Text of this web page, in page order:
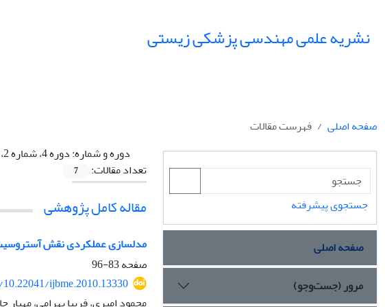
نشریه علمی مهندسی پزشکی زیستی
صفحه اصلی
فهرست مقالات
دوره و شماره:دوره 4، شماره 2، تابستان 1389، صفحه 83-175
تعداد مقالات:
7
مقاله کامل پژوهشی
مدلسازی عملکردی نقش
صفحه83-96
ijbme.2010.13330
جستجوی پیشرفته
صفحه اصلی
مرور (جست‌وجو)